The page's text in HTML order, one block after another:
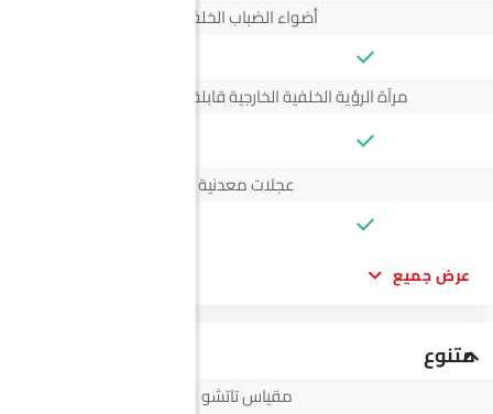
أضواء الضباب الخلفية
مرآة الرؤية الخلفية الخارجية قابلة للتعديل كهربائياً
عجلات معدنية
عرض جميع
متنوع
مقياس تاتشو